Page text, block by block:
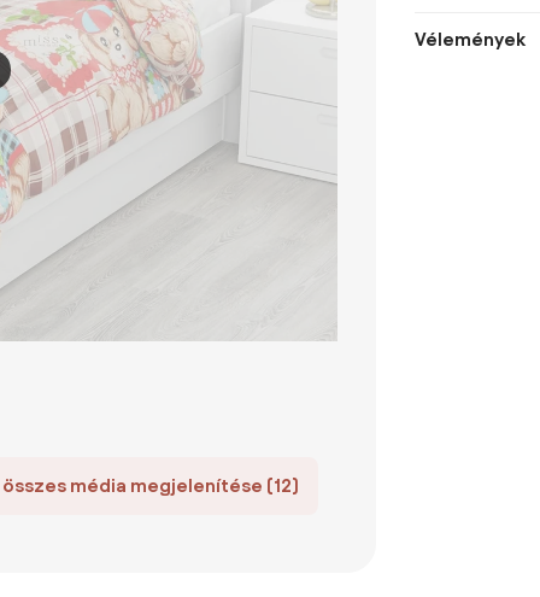
összes média megjelenítése (12)
Vélemények